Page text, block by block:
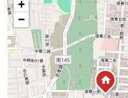
格局
不拘
2房
4房
+
−